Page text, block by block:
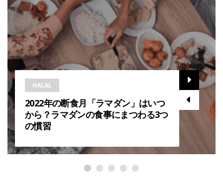
HALAL
2022年の断食月「ラマダン」はいつ
から？ラマダンの食事にまつわる3つ
の慣習